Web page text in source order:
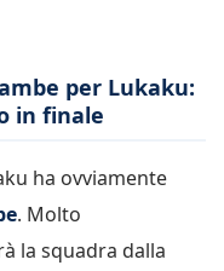
per Lukaku:
in finale
ha ovviamente
. Molto
la squadra dalla